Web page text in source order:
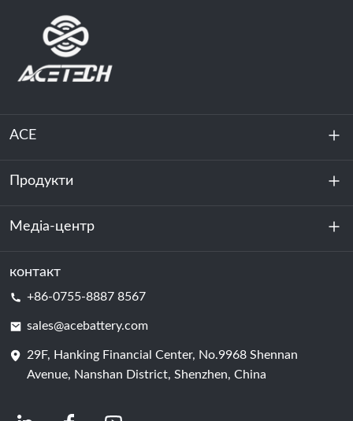
ACE
Про нас
Стійкість
Продукти
Зберігання енергії
Центр обробки даних та серверна кімната
Елемент батареї
Медіа-центр
Новини
контакт
+86-0755-8887 8567
sales@acebattery.com
29F, Hanking Financial Center, No.9968 Shennan
Avenue, Nanshan District, Shenzhen, China